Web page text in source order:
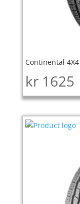
Continental
kr 1625